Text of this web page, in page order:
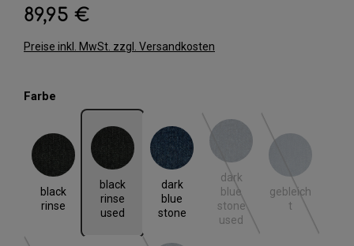
Regulärer Preis:
89,95 €
Preise inkl. MwSt. zzgl. Versandkosten
Farbe
black
rinse
black rinse
black
rinse
used
black rinse used
dark
blue
stone
dark blue stone
dark
blue
stone
used
dark blue stone used
(Diese Option ist zurzeit
gebleich
t
gebleicht
(Diese Option